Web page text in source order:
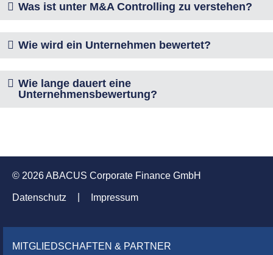
Was ist unter M&A Controlling zu verstehen?
Wie wird ein Unternehmen bewertet?
Wie lange dauert eine
Unternehmensbewertung?
© 2026 ABACUS Corporate Finance GmbH
Datenschutz Impressum
MITGLIEDSCHAFTEN & PARTNER